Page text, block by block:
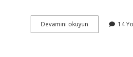
Devamını okuyun
Ne
14